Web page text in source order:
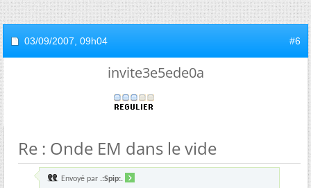
03/09/2007, 09h04 #6
invite3e5ede0a
Re : Onde EM dans le vide
Envoyé par .:Spip:.